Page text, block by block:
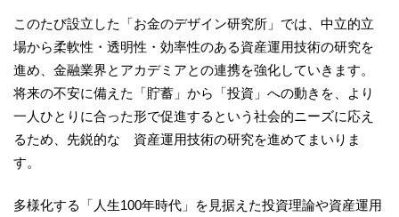
このたび設立した「お金のデザイン研究所」では、中立的立
場から柔軟性・透明性・効率性のある資産運用技術の研究を
進め、金融業界とアカデミアとの連携を強化していきます。
将来の不安に備えた「貯蓄」から「投資」への動きを、より
一人ひとりに合った形で促進するという社会的ニーズに応え
るため、先鋭的な 資産運用技術の研究を進めてまいりま
す。
多様化する「人生100年時代」を見据えた投資理論や資産運用